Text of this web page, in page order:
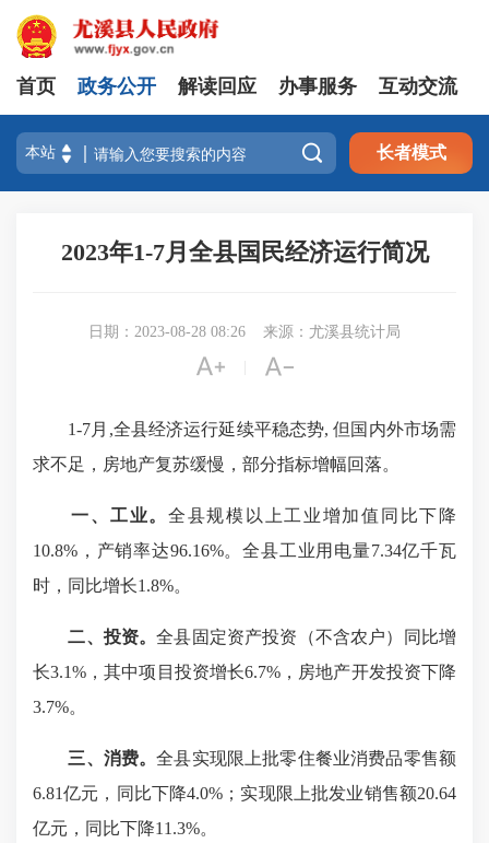
首页 政务公开 解读回应 办事服务 互动交流
 长者模式
2023年1-7月全县国民经济运行简况
日期：2023-08-28 08:26 来源：尤溪县统计局
 
1-7月,全县经济运行延续平稳态势, 但国内外市场需
求不足，房地产复苏缓慢，部分指标增幅回落。
一、工业。全县规模以上工业增加值同比下降
10.8%，产销率达96.16%。全县工业用电量7.34亿千瓦
时，同比增长1.8%。
二、投资。全县固定资产投资（不含农户）同比增
长3.1%，其中项目投资增长6.7%，房地产开发投资下降
3.7%。
三、消费。全县实现限上批零住餐业消费品零售额
6.81亿元，同比下降4.0%；实现限上批发业销售额20.64
亿元，同比下降11.3%。